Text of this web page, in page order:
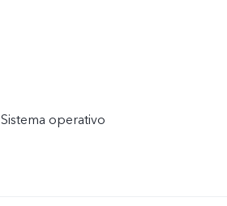
Sistema operativo